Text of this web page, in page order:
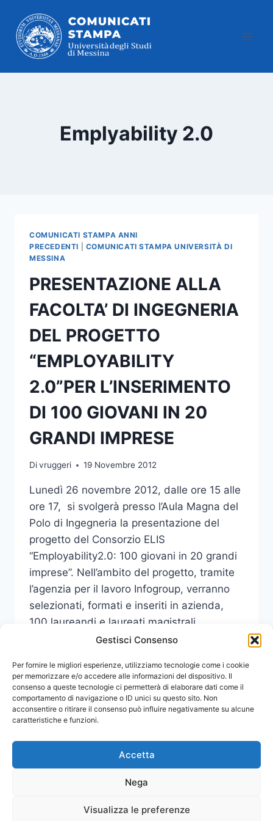
Gestisci Consenso
Per fornire le migliori esperienze, utilizziamo tecnologie come i cookie
per memorizzare e/o accedere alle informazioni del dispositivo. Il
consenso a queste tecnologie ci permetterà di elaborare dati come il
comportamento di navigazione o ID unici su questo sito. Non
acconsentire o ritirare il consenso può influire negativamente su alcune
caratteristiche e funzioni.
Accetta
Nega
Visualizza le preferenze
contenuto
Emplyability 2.0
COMUNICATI STAMPA ANNI
PRECEDENTI
COMUNICATI STAMPA UNIVERSITÀ DI
MESSINA
PRESENTAZIONE ALLA
FACOLTA’ DI INGEGNERIA
DEL PROGETTO
“EMPLOYABILITY
2.0”PER L’INSERIMENTO
DI 100 GIOVANI IN 20
GRANDI IMPRESE
Divruggeri 19 Novembre 2012
Lunedì 26 novembre 2012, dalle ore 15 alle
ore 17, si svolgerà presso l’Aula Magna del
Polo di Ingegneria la presentazione del
progetto del Consorzio ELIS
“Employability2.0: 100 giovani in 20 grandi
imprese”. Nell’ambito del progetto, tramite
l’agenzia per il lavoro Infogroup, verranno
selezionati, formati e inseriti in azienda,
100 laureandi e laureati magistrali
principalmente…
LEGGI DI PIÙPRESENTAZIONE
ALLA
FACOLTA’
DI
INGEGNERIA
PROGETTO
“EMPLOYABILITY
L’INSERIMENTO
100
GIOVANI
© 2026 Comunicati Stampa | Powered by